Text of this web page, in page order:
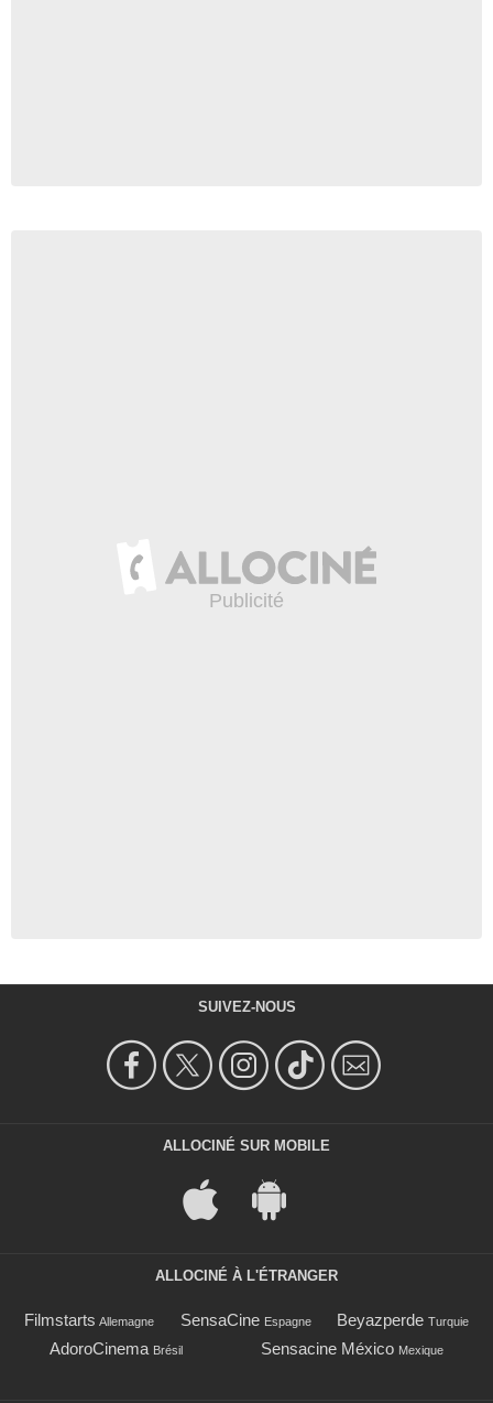
SUIVEZ-NOUS
ALLOCINÉ SUR MOBILE
ALLOCINÉ À L'ÉTRANGER
Filmstarts Allemagne SensaCine Espagne Beyazperde Turquie
AdoroCinema Brésil Sensacine México Mexique